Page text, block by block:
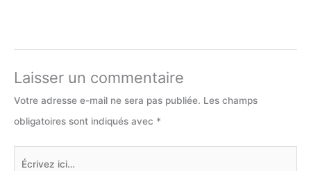
Laisser un commentaire
Votre adresse e-mail ne sera pas publiée. Les champs
obligatoires sont indiqués avec *